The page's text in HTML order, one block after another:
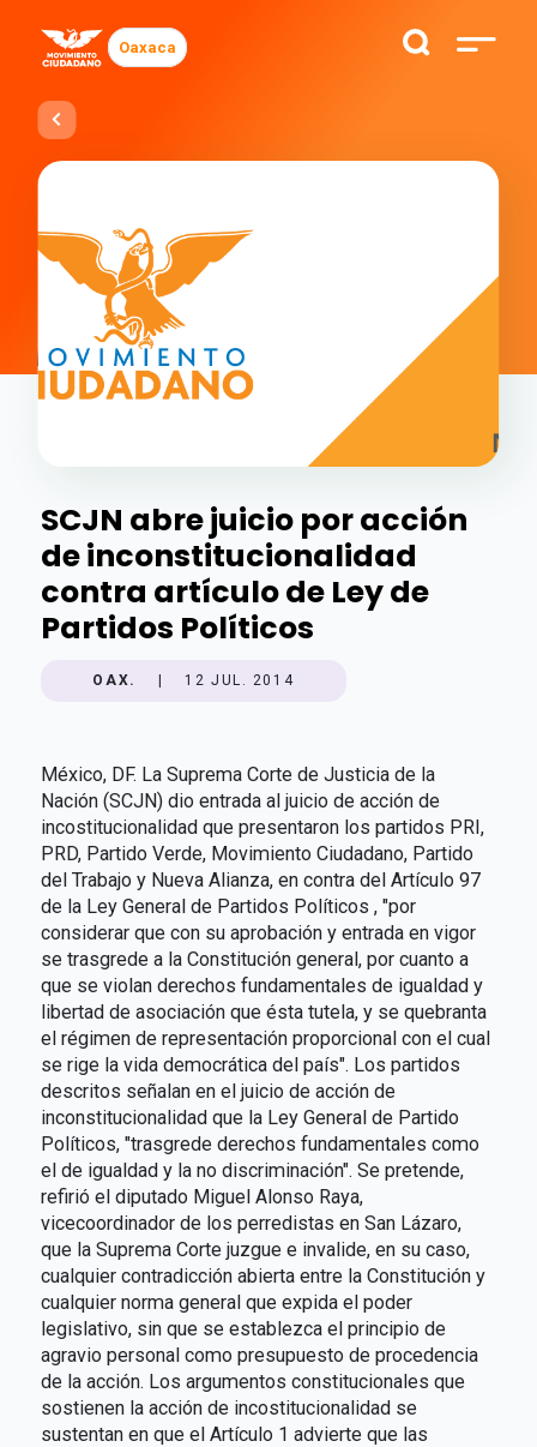
Oaxaca
SCJN abre juicio por acción
de inconstitucionalidad
contra artículo de Ley de
Partidos Políticos
OAX. 12 JUL. 2014
México, DF. La Suprema Corte de Justicia de la
Nación (SCJN) dio entrada al juicio de acción de
incostitucionalidad que presentaron los partidos PRI,
PRD, Partido Verde, Movimiento Ciudadano, Partido
del Trabajo y Nueva Alianza, en contra del Artículo 97
de la Ley General de Partidos Políticos , "por
considerar que con su aprobación y entrada en vigor
se trasgrede a la Constitución general, por cuanto a
que se violan derechos fundamentales de igualdad y
libertad de asociación que ésta tutela, y se quebranta
el régimen de representación proporcional con el cual
se rige la vida democrática del país". Los partidos
descritos señalan en el juicio de acción de
inconstitucionalidad que la Ley General de Partido
Políticos, "trasgrede derechos fundamentales como
el de igualdad y la no discriminación". Se pretende,
refirió el diputado Miguel Alonso Raya,
vicecoordinador de los perredistas en San Lázaro,
que la Suprema Corte juzgue e invalide, en su caso,
cualquier contradicción abierta entre la Constitución y
cualquier norma general que expida el poder
legislativo, sin que se establezca el principio de
agravio personal como presupuesto de procedencia
de la acción. Los argumentos constitucionales que
sostienen la acción de incostitucionalidad se
sustentan en que el Artículo 1 advierte que las